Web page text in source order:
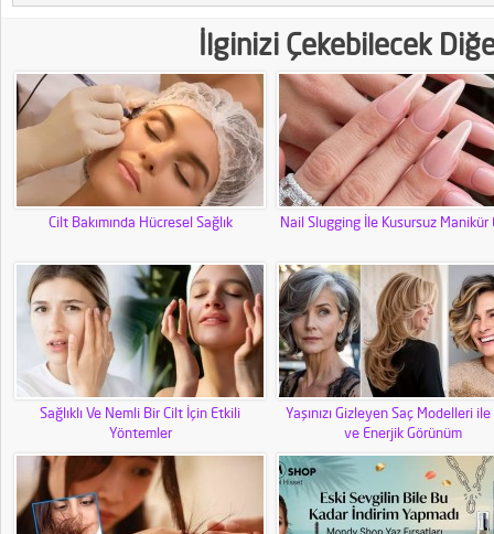
İlginizi Çekebilecek
Cilt Bakımında Hücresel Sağlık Nail Slugging İle Kusursuz Manikür
Sağlıklı Ve Nemli Bir Cilt İçin Etkili
Yöntemler
Yaşınızı Gizleyen Saç Modelleri
ve Enerjik Görünüm